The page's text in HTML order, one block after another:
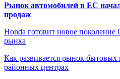
Рынок автомобилей в ЕС
продаж
Honda готовит новое
рынка
Как развивается рынок бытовых
районных центрах